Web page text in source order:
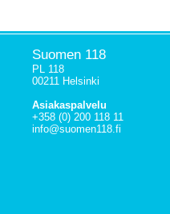
Suomen 118
PL 118
00211 Helsinki
Asiakaspalvelu
+358 (0) 200 118 11
info@suomen118.fi